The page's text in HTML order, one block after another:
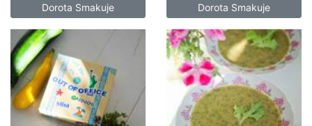
Dorota Smakuje Dorota Smakuje